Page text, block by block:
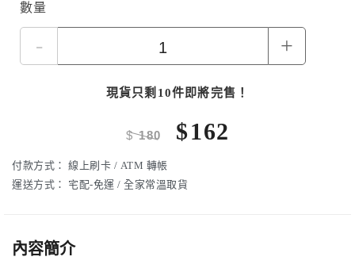
數量
- +
現貨只剩10件即將完售！
$180 $162
付款方式： 線上刷卡 / ATM 轉帳
運送方式：
宅配-免運 / 全家常溫取貨
內容簡介